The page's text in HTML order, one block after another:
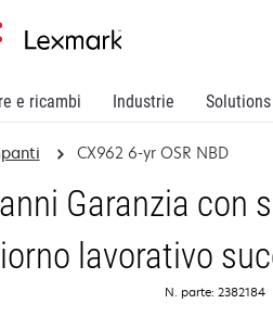
e ricambi Industrie Solutions
CX962 6-yr OSR NBD
Garanzia con
lavorativo
N. parte: 2382184